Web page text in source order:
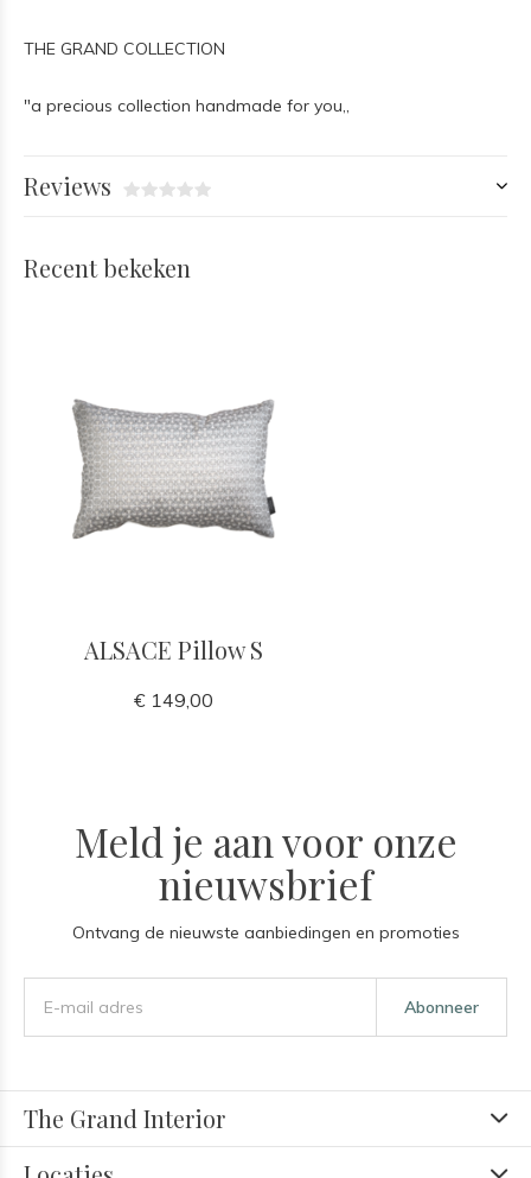
THE GRAND COLLECTION
"a precious collection handmade for you,,
Reviews
Recent bekeken
ALSACE Pillow S
€ 149,00
Meld je aan voor onze
nieuwsbrief
Ontvang de nieuwste aanbiedingen en promoties
Abonneer
The Grand Interior